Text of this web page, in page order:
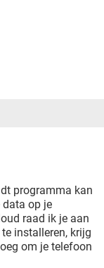
programma kan
data op je
raad ik je aan
installeren, krijg
om je telefoon